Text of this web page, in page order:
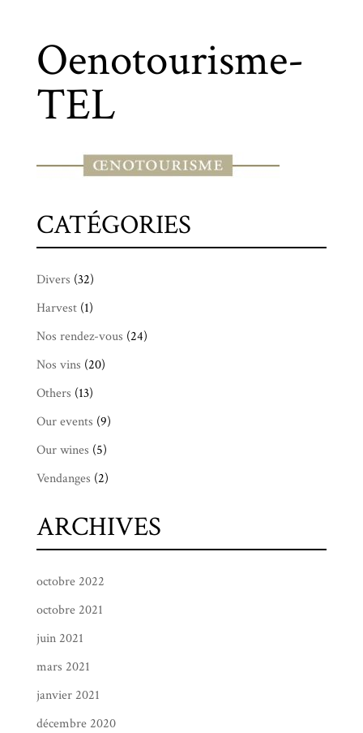
Oenotourisme-
TEL
CATÉGORIES
Divers (32)
Harvest(1)
Nos rendez-vous (24)
Nos vins (20)
Others (13)
Our events (9)
Our wines (5)
Vendanges (2)
ARCHIVES
octobre 2022
octobre 2021
juin 2021
mars 2021
janvier 2021
décembre 2020